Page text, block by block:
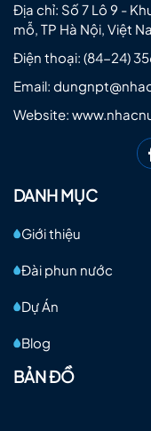
Địa chỉ: Số 7 Lô 9 -
mỗ, TP Hà Nội, Việt
Điện thoại: (84-24)
Email:
Website:
DANH MỤC
Giới thiệu
Đài phun nước
Dự Án
Blog
BẢN ĐỒ